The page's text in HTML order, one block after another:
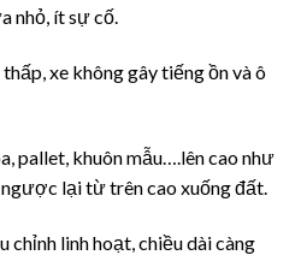
nhỏ, ít sự cố.
xe không gây tiếng ồn và ô
pallet, khuôn mẫu….lên cao như
lại từ trên cao xuống đất.
chỉnh linh hoạt, chiều dài càng